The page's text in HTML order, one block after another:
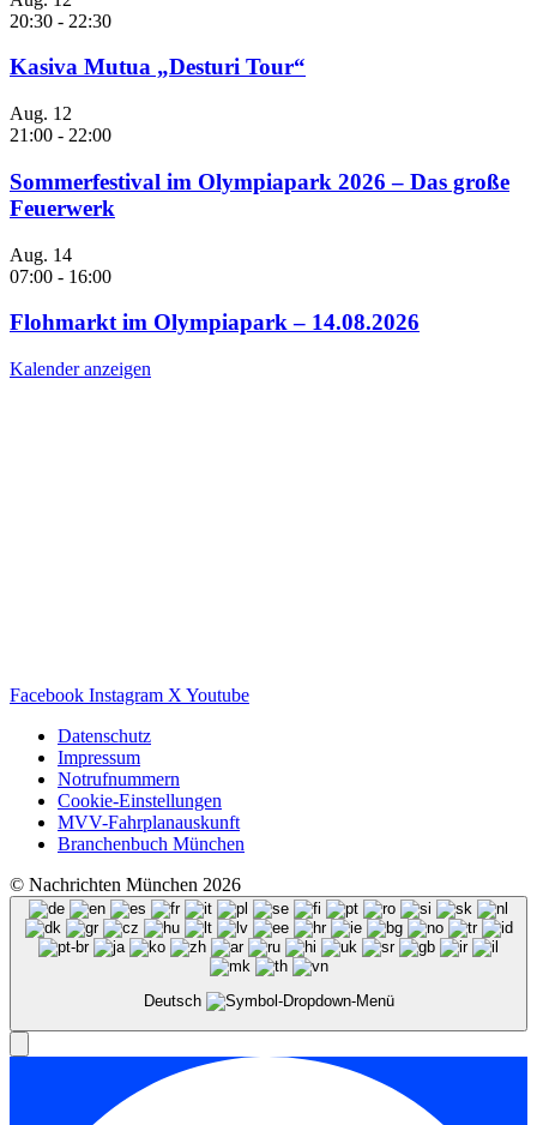
20:30 - 22:30
Kasiva Mutua „Desturi Tour“
Aug. 12
21:00 - 22:00
Sommerfestival im Olympiapark 2026 – Das große
Feuerwerk
Aug. 14
07:00 - 16:00
Flohmarkt im Olympiapark – 14.08.2026
Kalender anzeigen
Facebook Instagram X Youtube
Datenschutz
Impressum
Notrufnummern
Cookie-Einstellungen
MVV-Fahrplanauskunft
Branchenbuch München
© Nachrichten München 2026
Deutsch